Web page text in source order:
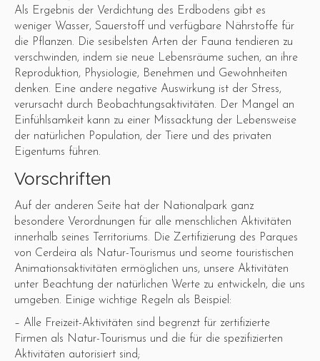
Als Ergebnis der Verdichtung des Erdbodens gibt es
weniger Wasser, Sauerstoff und verfügbare Nährstoffe für
die Pflanzen. Die sesibelsten Arten der Fauna tendieren zu
verschwinden, indem sie neue Lebensräume suchen, an ihre
Reproduktion, Physiologie, Benehmen und Gewohnheiten
denken. Eine andere negative Auswirkung ist der Stress,
verursacht durch Beobachtungsaktivitäten. Der Mangel an
Einfühlsamkeit kann zu einer Missacktung der Lebensweise
der natürlichen Population, der Tiere und des privaten
Eigentums führen.
Vorschriften
Auf der anderen Seite hat der Nationalpark ganz
besondere Verordnungen für alle menschlichen Aktivitäten
innerhalb seines Territoriums. Die Zertifizierung des Parques
von Cerdeira als Natur-Tourismus und seome touristischen
Animationsaktivitäten ermöglichen uns, unsere Aktivitäten
unter Beachtung der natürlichen Werte zu entwickeln, die uns
umgeben. Einige wichtige Regeln als Beispiel:
– Alle Freizeit-Aktivitäten sind begrenzt für zertifizierte
Firmen als Natur-Tourismus und die für die spezifizierten
Aktivitäten autorisiert sind;